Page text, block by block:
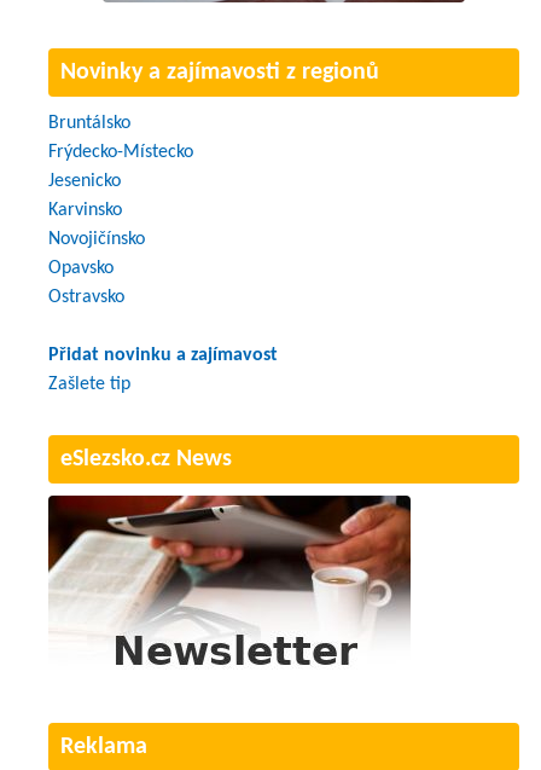
Novinky a zajímavosti z regionů
Bruntálsko
Frýdecko-Místecko
Jesenicko
Karvinsko
Novojičínsko
Opavsko
Ostravsko
Přidat novinku a zajímavost
Zašlete tip
eSlezsko.cz News
Reklama